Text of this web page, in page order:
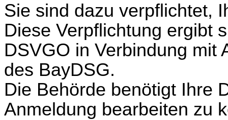
Sie sind dazu verpflichtet,
Diese Verpflichtung ergibt
DSVGO in Verbindung mit
des BayDSG.
Die Behörde benötigt Ihre
Anmeldung bearbeiten zu